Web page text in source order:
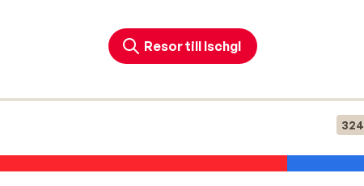
från hela Europa varje dag. På kvällarna finns det
Varje år inleds och avslutas vintersäsongen med den
artister står på scen. Om du letar efter en
Ischgl ett självklart val.
av lyxshopping, utmärkta restauranger och bekväma
Resor till Ischgl